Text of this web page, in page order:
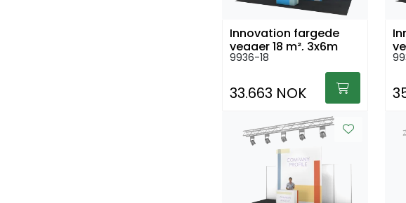
Innovation fargede
vegger 18 m², 3x6m
9936-18
33.663 NOK